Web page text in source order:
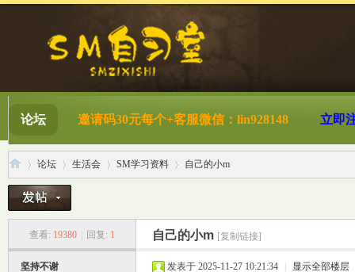
论坛 邀请码30元每个+客服微信：lin928148 立即
论坛
›
生活会
›
SM学习资料
›
自己的小m
查看: 19380 回复: 1 自己的小m [复制链接]
坚持不谢 发表于 2025-11-27 10:21:34 显示全部楼层